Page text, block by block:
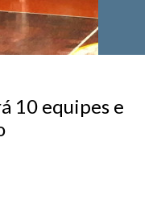
10 equipes e